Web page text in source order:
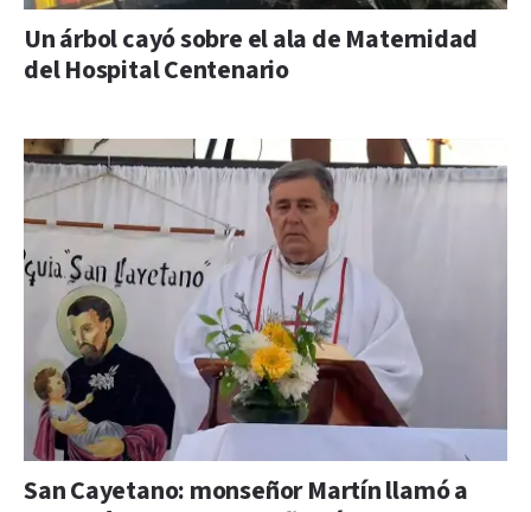
Un árbol cayó sobre el ala de Maternidad
del Hospital Centenario
San Cayetano: monseñor Martín llamó a